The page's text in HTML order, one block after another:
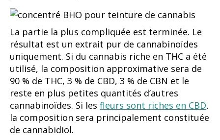
La partie la plus compliquée est terminée. Le
résultat est un extrait pur de cannabinoïdes
uniquement. Si du cannabis riche en THC a été
utilisé, la composition approximative sera de
90 % de THC, 3 % de CBD, 3 % de CBN et le
reste en plus petites quantités d’autres
cannabinoïdes. Si les fleurs sont riches en CBD,
la composition sera principalement constituée
de cannabidiol.